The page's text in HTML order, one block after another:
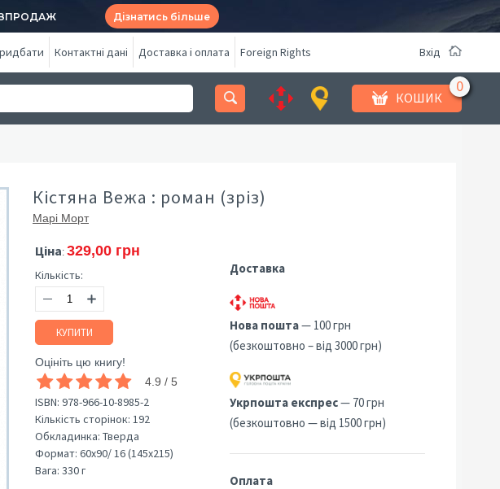
Дізнатись більше
Контактні дані Доставка і оплата Foreign Rights Вхід
КОШИК
Кістяна Вежа : роман (зріз)
Марі Морт
Ціна: 329,00 грн
Кількість:
КУПИТИ
Оцініть цю книгу!
4.9 / 5
ISBN: 978-966-10-8985-2
Кількість сторінок: 192
Обкладинка: Тверда
Формат: 60х90/ 16 (145х215)
Вага: 330 г
Доставка
Нова пошта— 100 грн
(безкоштовно – від 3000 грн)
Укрпошта експрес— 70 грн
(безкоштовно — від 1500 грн)
Оплата